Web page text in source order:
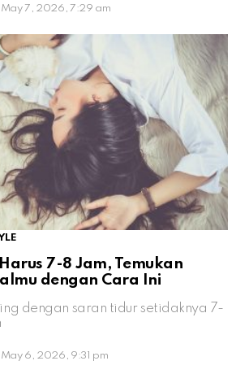
May 7, 2026, 7:29 am
7-8 Jam, Temukan
dengan Cara Ini
dengan saran tidur setidaknya 7-
May 6, 2026, 9:31 pm